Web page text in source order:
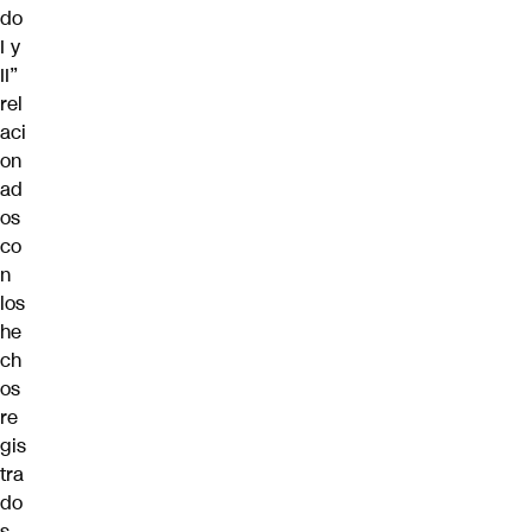
do
I y
II”
rel
aci
on
ad
os
co
n
los
he
ch
os
re
gis
tra
do